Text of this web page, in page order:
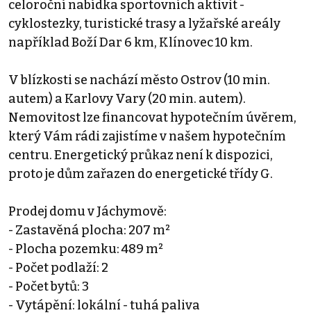
celoroční nabídka sportovních aktivit -
cyklostezky, turistické trasy a lyžařské areály
například Boží Dar 6 km, Klínovec 10 km.
V blízkosti se nachází město Ostrov (10 min.
autem) a Karlovy Vary (20 min. autem).
Nemovitost lze financovat hypotečním úvěrem,
který Vám rádi zajistíme v našem hypotečním
centru. Energetický průkaz není k dispozici,
proto je dům zařazen do energetické třídy G.
Prodej domu v Jáchymově:
- Zastavěná plocha: 207 m²
- Plocha pozemku: 489 m²
- Počet podlaží: 2
- Počet bytů: 3
- Vytápění: lokální - tuhá paliva